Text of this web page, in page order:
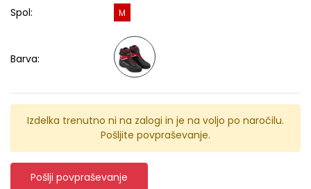
Spol: M
Barva:
Izdelka trenutno ni na zalogi in je na voljo po naročilu.
Pošljite povpraševanje.
Pošlji povpraševanje